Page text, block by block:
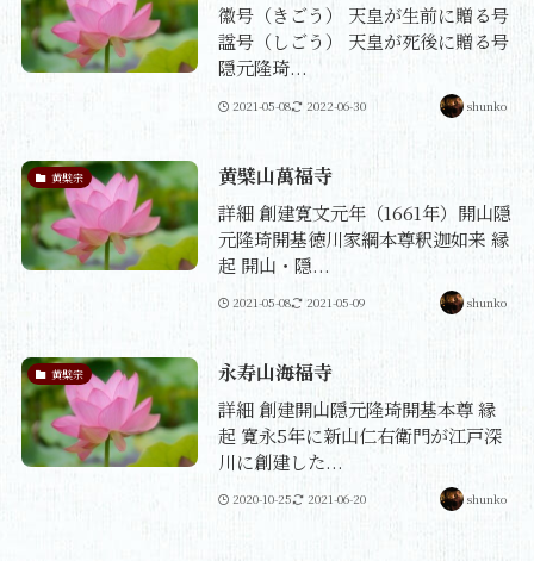
徽号（きごう） 天皇が生前に贈る号
諡号（しごう） 天皇が死後に贈る号
隠元隆琦...
2021-05-08 2022-06-30 shunko
黄檗宗 黄檗山萬福寺
詳細 創建寛文元年（1661年）開山隠
元隆琦開基徳川家綱本尊釈迦如来 縁
起 開山・隠...
2021-05-08 2021-05-09 shunko
黄檗宗 永寿山海福寺
詳細 創建開山隠元隆琦開基本尊 縁
起 寛永5年に新山仁右衛門が江戸深
川に創建した...
2020-10-25 2021-06-20 shunko